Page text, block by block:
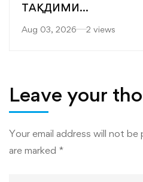
ТАҚДИМИ
Aug 03, 2026 2 views
Leave your
Your email address will not be
are marked *